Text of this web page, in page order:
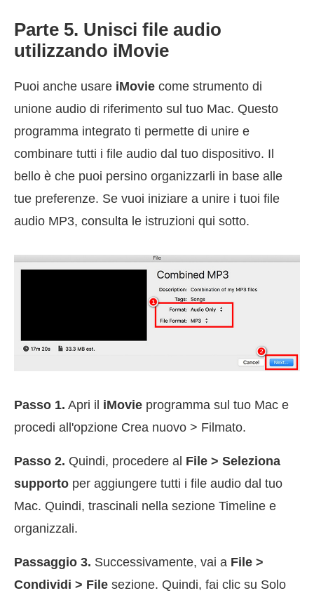
Parte 5. Unisci file audio
utilizzando iMovie
Puoi anche usare iMovie come strumento di
unione audio di riferimento sul tuo Mac. Questo
programma integrato ti permette di unire e
combinare tutti i file audio dal tuo dispositivo. Il
bello è che puoi persino organizzarli in base alle
tue preferenze. Se vuoi iniziare a unire i tuoi file
audio MP3, consulta le istruzioni qui sotto.
Passo 1. Apri il iMovie programma sul tuo Mac e
procedi all'opzione Crea nuovo > Filmato.
Passo 2. Quindi, procedere al File > Seleziona
supporto per aggiungere tutti i file audio dal tuo
Mac. Quindi, trascinali nella sezione Timeline e
organizzali.
Passaggio 3. Successivamente, vai a File >
Condividi > File sezione. Quindi, fai clic su Solo